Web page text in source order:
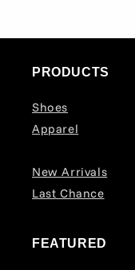
PRODUCTS
Shoes
Apparel
New Arrivals
Last Chance
FEATURED